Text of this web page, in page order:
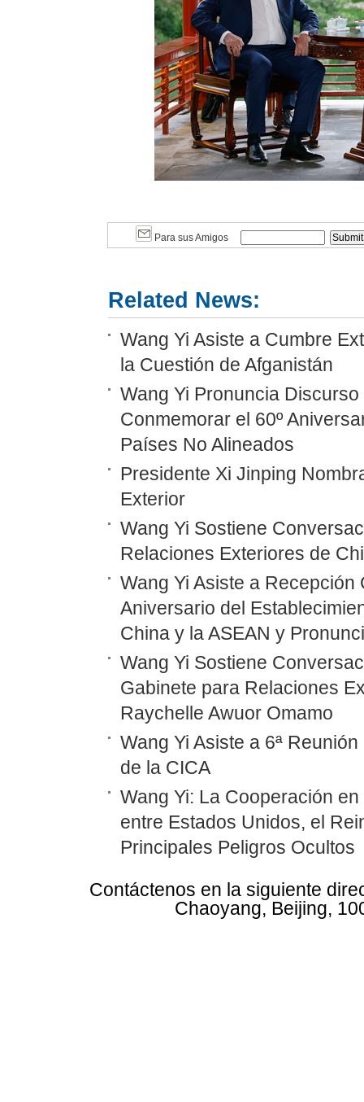
Para sus Amigos
Related News:
Wang Yi Asiste a Cumbre
la Cuestión de Afganistán
Wang Yi Pronuncia
Conmemorar el 60º
Países No Alineados
Presidente Xi Jinping
Exterior
Wang Yi Sostiene
Relaciones Exteriores de
Wang Yi Asiste a Recepción
Aniversario del
China y la ASEAN y
Wang Yi Sostiene
Gabinete para Relaciones
Raychelle Awuor Omamo
Wang Yi Asiste a 6ª
de la CICA
Wang Yi: La Cooperación
entre Estados Unidos, el
Principales Peligros Ocultos
Contáctenos en la siguiente
Chaoyang, Beijing,